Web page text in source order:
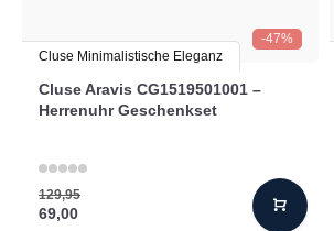
-47%
Cluse Minimalistische Eleganz
Cluse Aravis CG1519501001 –
Herrenuhr Geschenkset
129,95
69,00